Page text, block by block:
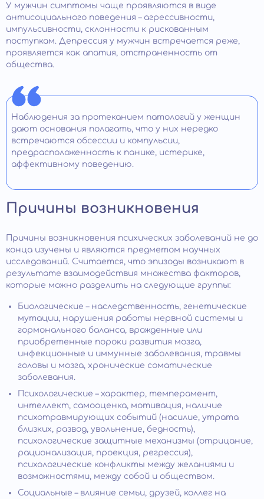
У мужчин симптомы чаще проявляются в виде
антисоциального поведения – агрессивности,
импульсивности, склонности к рискованным
поступкам. Депрессия у мужчин встречается реже,
проявляется как апатия, отстраненность от
общества.
Наблюдения за протеканием патологий у женщин
дают основания полагать, что у них нередко
встречаются обсессии и компульсии,
предрасположенность к панике, истерике,
аффективному поведению.
Причины возникновения
Причины возникновения психических заболеваний не до
конца изучены и являются предметом научных
исследований. Считается, что эпизоды возникают в
результате взаимодействия множества факторов,
которые можно разделить на следующие группы:
Биологические – наследственность, генетические
мутации, нарушения работы нервной системы и
гормонального баланса, врожденные или
приобретенные пороки развития мозга,
инфекционные и иммунные заболевания, травмы
головы и мозга, хронические соматические
заболевания.
Психологические – характер, темперамент,
интеллект, самооценка, мотивация, наличие
психотравмирующих событий (насилие, утрата
близких, развод, увольнение, бедность),
психологические защитные механизмы (отрицание,
рационализация, проекция, регрессия),
психологические конфликты между желаниями и
возможностями, между собой и обществом.
Социальные – влияние семьи, друзей, коллег на